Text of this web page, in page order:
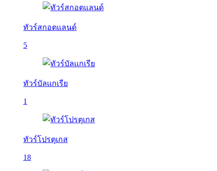
ทัวร์สกอตแลนด์
5
ทัวร์บัลเเกเรีย
1
ทัวร์โปรตุเกส
18